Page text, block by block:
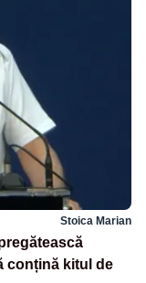
Stoica Marian
conțină kitul de